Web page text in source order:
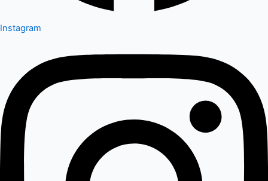
Instagram